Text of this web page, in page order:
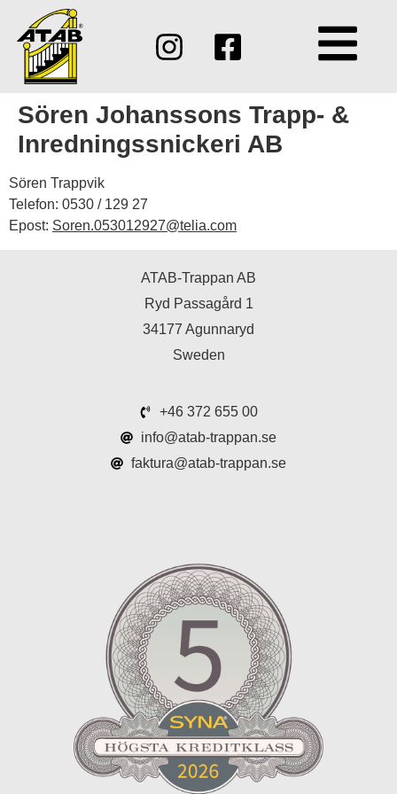
Sören Johanssons Trapp- &
Inredningssnickeri AB
Sören Trappvik
Telefon: 0530 / 129 27
Epost: Soren.053012927@telia.com
ATAB-Trappan AB
Ryd Passagård 1
34177 Agunnaryd
Sweden
+46 372 655 00
info@atab-trappan.se
faktura@atab-trappan.se